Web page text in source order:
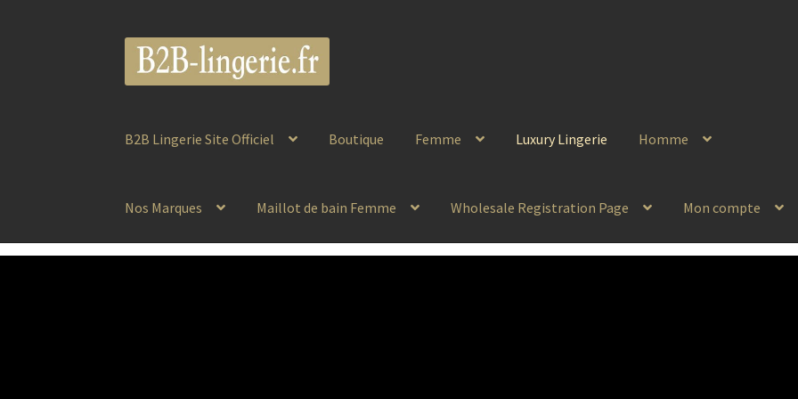
Aller
la
Aller
au
contenu
B2B Lingerie Site Officiel Boutique Femme Luxury Lingerie Homme
Nos Marques Maillot de bain Femme Wholesale Registration Page Mon compte